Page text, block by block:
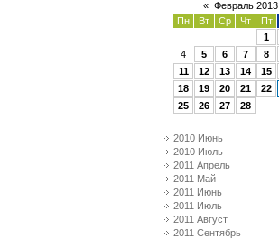
« Февраль 2013
Пн
Вт Ср Чт Пт
1
4
5 6 7 8
11
12 13 14 15
18
19 20 21 22
25
26 27 28
2010 Июнь
2010 Июль
2011 Апрель
2011 Май
2011 Июнь
2011 Июль
2011 Август
2011 Сентябрь